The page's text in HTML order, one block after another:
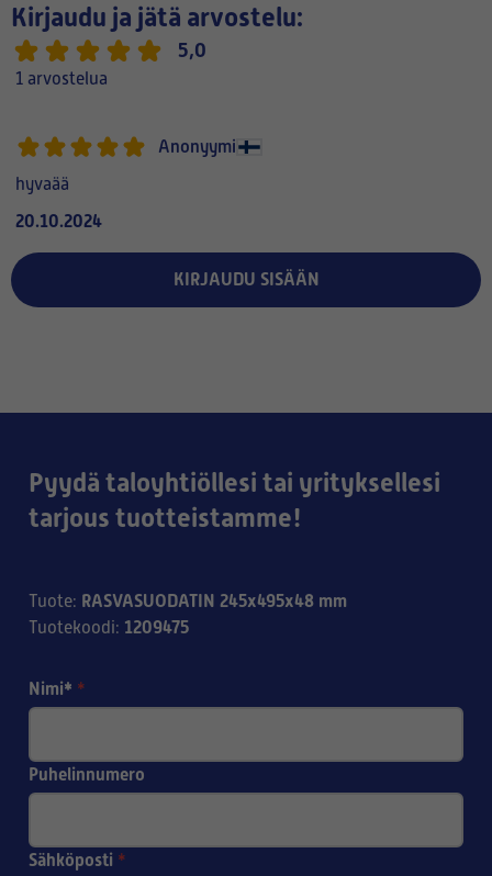
Kirjaudu ja jätä arvostelu:
5,0
1 arvostelua
Anonyymi
hyvaää
20.10.2024
KIRJAUDU SISÄÄN
Pyydä taloyhtiöllesi tai yrityksellesi
tarjous tuotteistamme!
Tuote: RASVASUODATIN 245x495x48 mm
Tuotekoodi: 1209475
Nimi* *
Puhelinnumero
Sähköposti *